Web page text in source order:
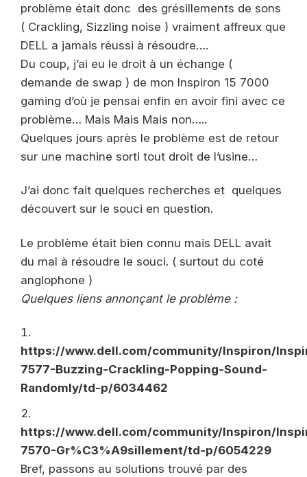
problème était donc des grésillements de sons
( Crackling, Sizzling noise ) vraiment affreux que
DELL a jamais réussi à résoudre….
Du coup, j’ai eu le droit à un échange (
demande de swap ) de mon Inspiron 15 7000
gaming d’où je pensai enfin en avoir fini avec ce
problème… Mais Mais Mais non…..
Quelques jours après le problème est de retour
sur une machine sorti tout droit de l’usine…
J’ai donc fait quelques recherches et quelques
découvert sur le souci en question.
Le problème était bien connu mais DELL avait
du mal à résoudre le souci. ( surtout du coté
anglophone )
Quelques liens annonçant le problème :
https://www.dell.com/community/Inspiron/
7577-Buzzing-Crackling-Popping-Sound-
Randomly/td-p/6034462
https://www.dell.com/community/Inspiron/
7570-Gr%C3%A9sillement/td-p/6054229
Bref, passons au solutions trouvé par des